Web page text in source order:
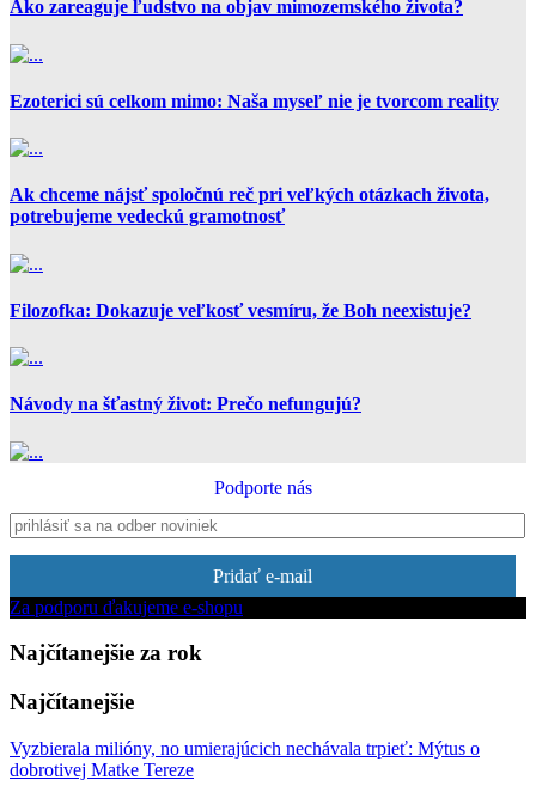
Ako zareaguje ľudstvo na objav mimozemského života?
Ezoterici sú celkom mimo: Naša myseľ nie je tvorcom reality
Ak chceme nájsť spoločnú reč pri veľkých otázkach života,
potrebujeme vedeckú gramotnosť
Filozofka: Dokazuje veľkosť vesmíru, že Boh neexistuje?
Návody na šťastný život: Prečo nefungujú?
Podporte nás
Pridať e-mail
Za podporu ďakujeme e-shopu
Najčítanejšie za rok
Najčítanejšie
Vyzbierala milióny, no umierajúcich nechávala trpieť: Mýtus o
dobrotivej Matke Tereze